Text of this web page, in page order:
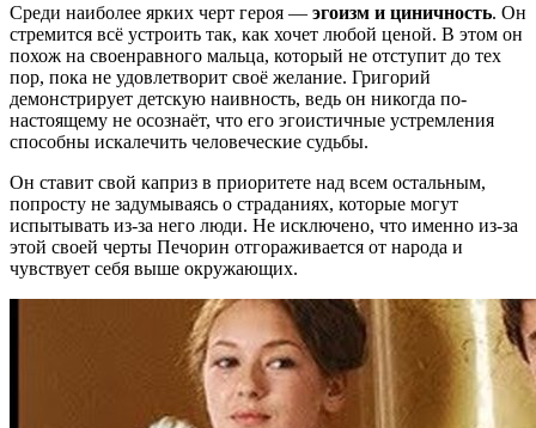
Среди наиболее ярких черт героя — эгоизм и циничность. Он
стремится всё устроить так, как хочет любой ценой. В этом он
похож на своенравного мальца, который не отступит до тех
пор, пока не удовлетворит своё желание. Григорий
демонстрирует детскую наивность, ведь он никогда по-
настоящему не осознаёт, что его эгоистичные устремления
способны искалечить человеческие судьбы.
Он ставит свой каприз в приоритете над всем остальным,
попросту не задумываясь о страданиях, которые могут
испытывать из-за него люди. Не исключено, что именно из-за
этой своей черты Печорин отгораживается от народа и
чувствует себя выше окружающих.